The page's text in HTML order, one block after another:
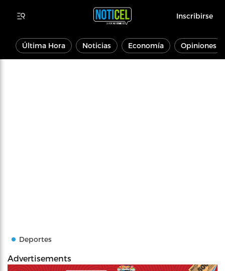
Inscribirse
Última Hora Noticias Economía Opiniones
Deportes
Advertisements